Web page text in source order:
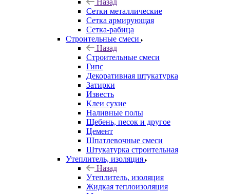
Назад
Сетки металлические
Сетка армирующая
Сетка-рабица
Строительные смеси
Назад
Строительные смеси
Гипс
Декоративная штукатурка
Затирки
Известь
Клеи сухие
Наливные полы
Щебень, песок и другое
Цемент
Шпатлевочные смеси
Штукатурка строительная
Утеплитель, изоляция
Назад
Утеплитель, изоляция
Жидкая теплоизоляция